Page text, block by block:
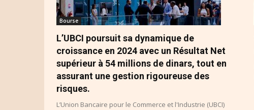
Bourse
L’UBCI poursuit sa dynamique de
croissance en 2024 avec un Résultat Net
supérieur à 54 millions de dinars, tout en
assurant une gestion rigoureuse des
risques.
L’Union Bancaire pour le Commerce et l'Industrie (UBCI)